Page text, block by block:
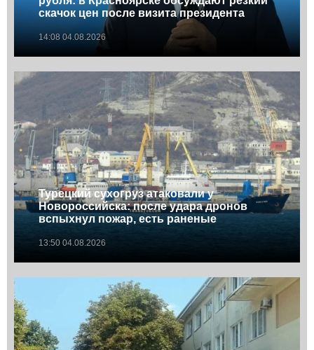
скачок цен после визита президента
14:08 04.08.2026
Турецкий сухогруз атаковали у
Новороссийска: после удара дронов
вспыхнул пожар, есть раненые
13:50 04.08.2026